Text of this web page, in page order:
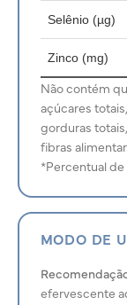
Selênio (µg)
Zinco (mg)
Não contém
açúcares
gorduras
fibras
*Percentual
MODO DE
efervescente